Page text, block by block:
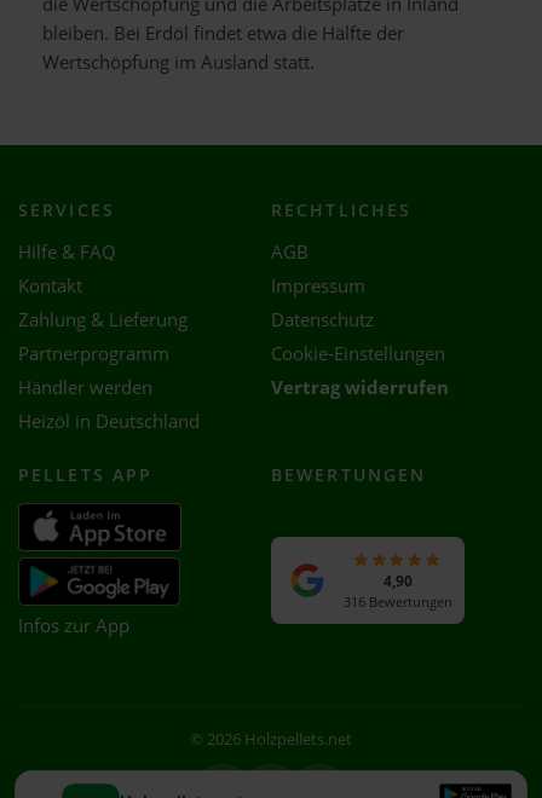
bleiben. Bei Erdöl findet etwa die Hälfte der
Wertschöpfung im Ausland statt.
SERVICES
Hilfe & FAQ
Kontakt
Zahlung & Lieferung
Partnerprogramm
Händler werden
Heizöl in Deutschland
RECHTLICHES
AGB
Impressum
Datenschutz
Cookie-Einstellungen
Vertrag widerrufen
PELLETS APP
Infos zur App
BEWERTUNGEN
4,90
316 Bewertungen
© 2026 Holzpellets.net